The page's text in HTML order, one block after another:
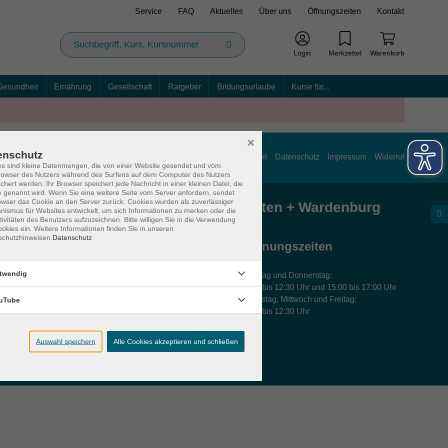
Service FAQ Aktuelles Über uns Öffnungszeiten Kontakt
Login Merkzettel Warenkorb
Ernährung Gesellschaft Ratgeber Bildungsurlaube Kurse für...
Barrierefreiheit Datenschutz Impressum Widerruf
und Donnerstag:
Volkshochschule Hatten + Wardenburg
26203 Wardenburg
Öffnungszeiten
Montag und Donnerstag:
9:00 bis 12:30 Uhr und 15:00 bis 17:00 Uhr
Dienstag, Mittwoch und Freitag:
9:00 bis 12:30 Uhr
sind kleine Datenmengen, die von einer Website gesendet und vom
des Nutzers während des Surfens auf dem Computer des Nutzers
werden. Ihr Browser speichert jede Nachricht in einer kleinen Datei, die
genannt wird. Wenn Sie eine weitere Seite vom Server anfordern, sendet
das Cookie an den Server zurück. Cookies wurden als zuverlässiger
für Websites entwickelt, um sich Informationen zu merken oder die
des Benutzers aufzuzeichnen. Bitte willigen Sie in die Verwendung
ein. Weitere Informationen finden Sie in unseren
Datenschutz
×
Auswahl speichern Alle Cookies akzeptieren und schließen